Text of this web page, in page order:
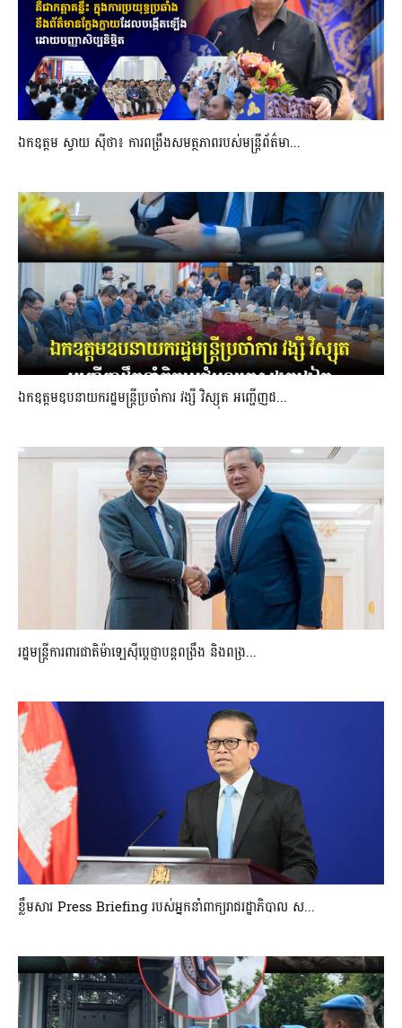
ឯកឧត្តម ស្វាយ ស៊ីថា៖ ការពង្រឹងសមត្ថភាពរបស់មន្ត្រីព័ត៌មា...
ឯកឧត្តមឧបនាយករដ្ឋមន្រ្តីប្រចាំការ វង្សី វិស្សុត អញ្ជើញដ...
រដ្ឋមន្ត្រីការពារជាតិម៉ាឡេស៊ីប្ដេជ្ញាបន្តពង្រឹង និងពង្រ...
ខ្លឹមសារ Press Briefing របស់អ្នកនាំពាក្យរាជរដ្ឋាភិបាល ស...